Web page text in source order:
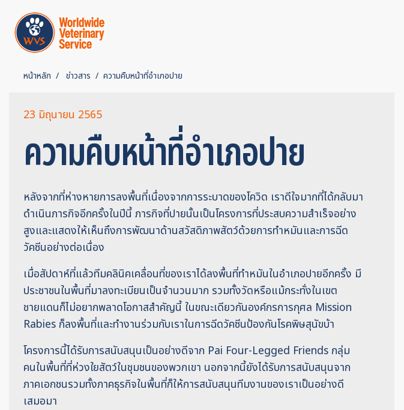
หน้าหลัก ข่าวสาร ความคืบหน้าที่อำเภอปาย
23 มิถุนายน 2565
ความคืบหน้าที่อำเภอปาย
หลังจากที่ห่างหายการลงพื้นที่เนื่องจากการระบาดของโควิด เราดีใจมากที่ได้กลับมา
ดำเนินภารกิจอีกครั้งในปีนี้ ภารกิจที่ปายนั้นเป็นโครงการที่ประสบความสำเร็จอย่าง
สูงและแสดงให้เห็นถึงการพัฒนาด้านสวัสดิภาพสัตว์ด้วยการทำหมันและการฉีด
วัคซีนอย่างต่อเนื่อง
เมื่อสัปดาห์ที่แล้วทีมคลินิคเคลื่อนที่ของเราได้ลงพื้นที่ทำหมันในอำเภอปายอีกครั้ง มี
ประชาชนในพื้นที่มาลงทะเบียนเป็นจำนวนมาก รวมทั้งวัดหรือแม้กระทั่งในเขต
ชายแดนก็ไม่อยากพลาดโอกาสสำคัญนี้ ในขณะเดียวกันองค์กรการกุศล Mission
Rabies ก็ลงพื้นที่และทำงานร่วมกับเราในการฉีดวัคซีนป้องกันโรคพิษสุนัขบ้า
โครงการนี้ได้รับการสนับสนุนเป็นอย่างดีจาก Pai Four-Legged Friends กลุ่ม
คนในพื้นที่ที่ห่วงใยสัตว์ในชุมชนของพวกเขา นอกจากนี้ยังได้รับการสนับสนุนจาก
ภาคเอกชนรวมทั้งภาคธุรกิจในพื้นที่ก็ให้การสนับสนุนทีมงานของเราเป็นอย่างดี
เสมอมา